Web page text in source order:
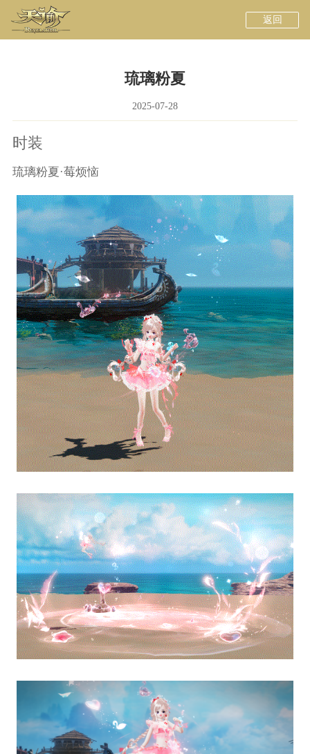
返回
琉璃粉夏
2025-07-28
时装
琉璃粉夏·莓烦恼